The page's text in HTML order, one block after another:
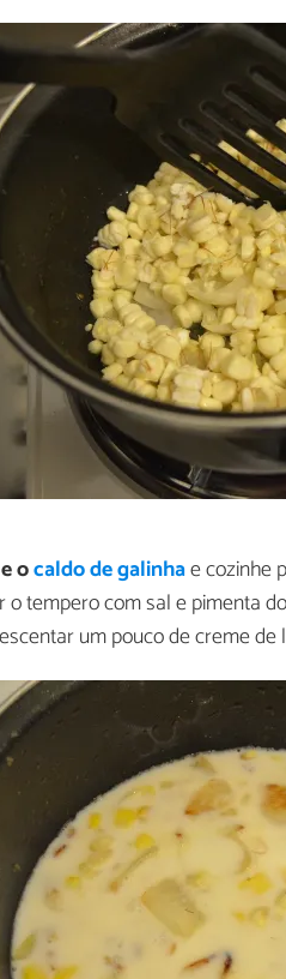
ocaldo de galinhae cozinhe
tempero com sal e pimenta
um pouco de creme de